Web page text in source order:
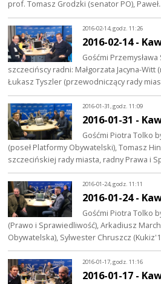
prof. Tomasz Grodzki (senator PO),
2016-02-14, godz. 11:26
2016-02-14 -
Gośćmi
szczecińscy radni: Małgorzata Jacyna-
Łukasz Tyszler (przewodniczący rady
2016-01-31, godz. 11:09
2016-01-31 -
Gośćmi Piotra Tolko
(poseł Platformy Obywatelski), Tomasz
szczecińskiej rady miasta, radny Prawa i
2016-01-24, godz. 11:11
2016-01-24 -
Gośćmi Piotra Tolko
(Prawo i Sprawiedliwość), Arkadiusz
Obywatelska), Sylwester Chruszcz
2016-01-17, godz. 11:16
2016-01-17 -